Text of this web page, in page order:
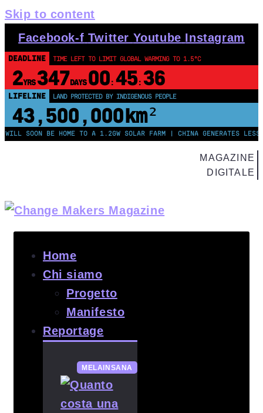
Skip to content
Facebook-f Twitter Youtube Instagram
DEADLINE TIME LEFT TO LIMIT GLOBAL WARMING TO 1.5°C
2YRS347DAYS 00: 45: 35
LIFELINE LOSS & DAMAGE OWED BY G7 NATIONS
$13 .83280469
BE HOME TO A 1.2GW SOLAR FARM | CHINA GENERATES LESS
MAGAZINE
DIGITALE
Home
Chi siamo
Progetto
Manifesto
Reportage
MELAINSANA